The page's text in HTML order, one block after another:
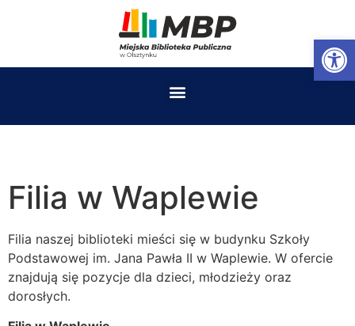
Filia w Waplewie
Filia naszej biblioteki mieści się w budynku Szkoły
Podstawowej im. Jana Pawła II w Waplewie. W ofercie
znajdują się pozycje dla dzieci, młodzieży oraz
dorosłych.